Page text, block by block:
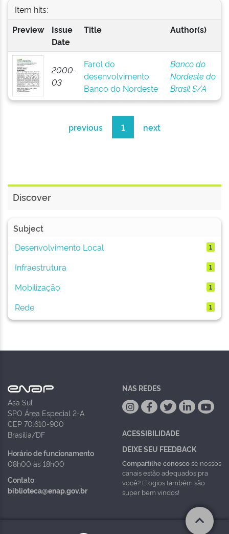
Item hits:
Preview
Issue
Date
Title Author(s)
2000-
03
Farol do
desenvolvimento
Banco do Nordeste
Banco do
Nordeste do
Brasil S/A
previous 1 next
Discover
Subject
Desenvolvimento Local
1
Infraestrutura 1
Mobilização 1
Rede 1
Asa Sul
SPO Área Especial 2-A
CEP 70.610-900
Brasília/DF
Horário de funcionamento
08h00 às 18h00
Contato
biblioteca@enap.gov.br
NAS REDES
ACESSIBILIDADE
DEIXE SEU FEEDBACK
Compartilhe conoscose nossos
canais estão adequados pra
você? Elogios também são
super bem vindos!